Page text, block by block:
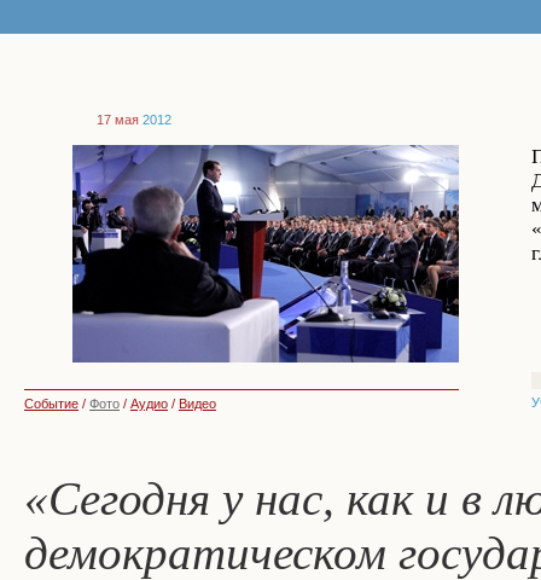
17 мая 2012
Событие / Фото / Аудио / Видео
«Сегодня у нас, как и в
демократическом